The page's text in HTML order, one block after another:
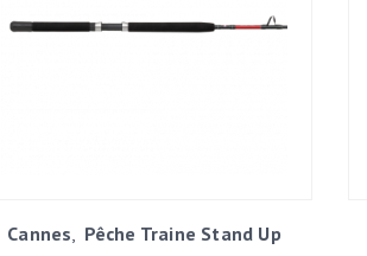
Cannes Pêche Traine Stand Up